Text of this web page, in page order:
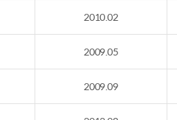
2010.02
2009.05
2009.09